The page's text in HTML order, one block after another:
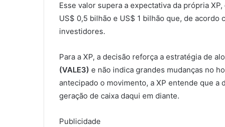
Esse valor supera a expectativa da própria
US$ 0,5 bilhão e US$ 1 bilhão que, de
investidores.
Para a XP, a decisão reforça a estratégia de
(VALE3) e não indica grandes mudanças no
antecipado o movimento, a XP entende que
geração de caixa daqui em diante.
Publicidade